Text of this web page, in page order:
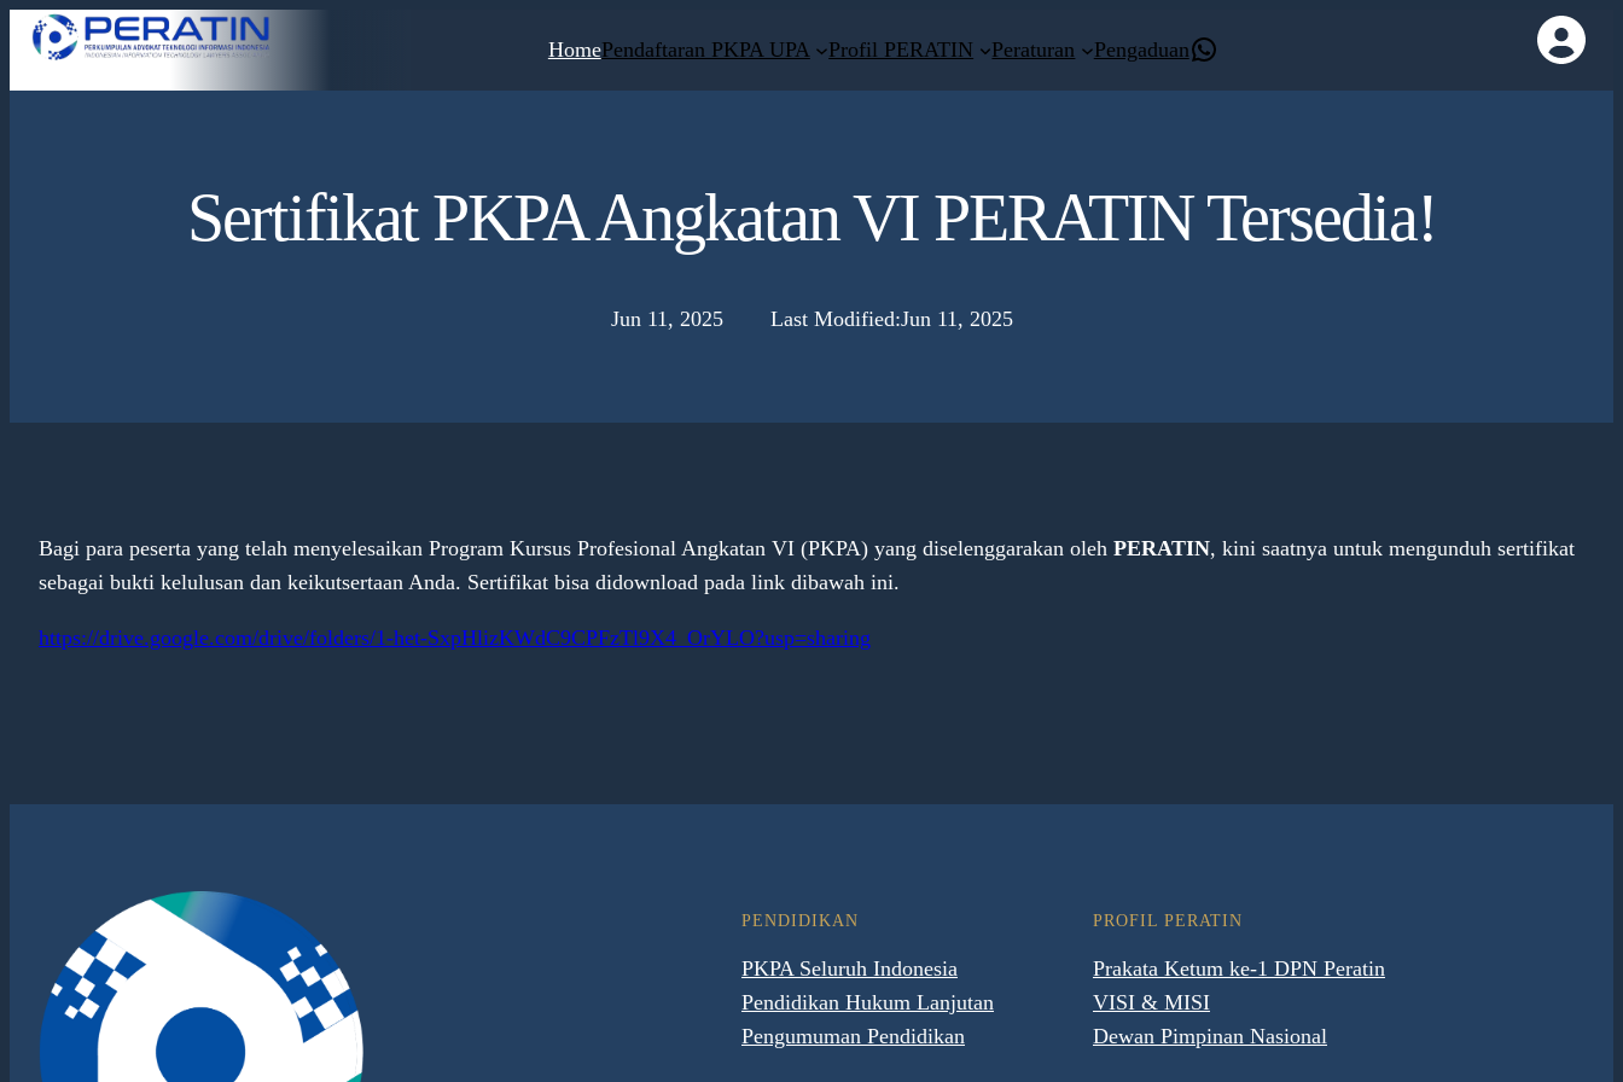
HomePendaftaran PKPA UPA Profil PERATIN Peraturan PengaduanKontak Whatsapp
Sertifikat PKPA Angkatan VI PERATIN Tersedia!
Jun 11, 2025 Last Modified:Jun 11, 2025
Bagi para peserta yang telah menyelesaikan Program Kursus Profesional Angkatan VI (PKPA) yang diselenggarakan oleh PERATIN, kini saatnya untuk mengunduh sertifikat
sebagai bukti kelulusan dan keikutsertaan Anda. Sertifikat bisa didownload pada link dibawah ini.
https://drive.google.com/drive/folders/1-het-SxpHlizKWdC9CPFzTl9X4_OrYLO?usp=sharing
PENDIDIKAN
PKPA Seluruh Indonesia
Pendidikan Hukum Lanjutan
Pengumuman Pendidikan
PROFIL PERATIN
Prakata Ketum ke-1 DPN Peratin
VISI & MISI
Dewan Pimpinan Nasional